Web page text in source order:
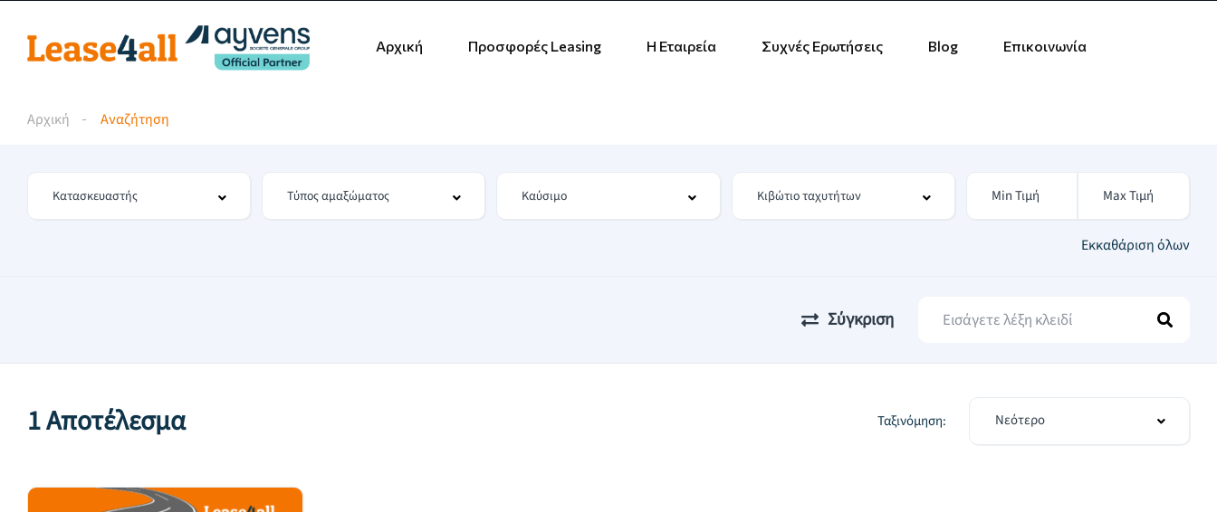
Αρχική Προσφορές Leasing Η Εταιρεία Συχνές Ερωτήσεις Blog Επικοινωνία
Αρχική Αναζήτηση
Εκκαθάριση όλων
Σύγκριση
1 Αποτέλεσμα Ταξινόμηση: Νεότερο